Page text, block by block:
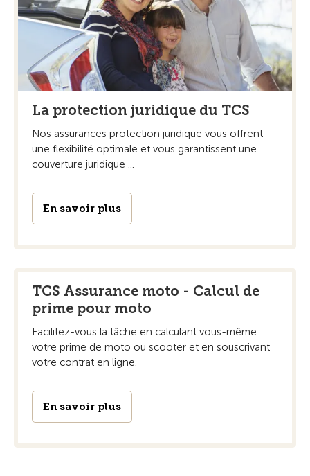
La protection juridique du TCS
Nos assurances protection juridique vous offrent
une flexibilité optimale et vous garantissent une
couverture juridique ...
En savoir plus
TCS Assurance moto - Calcul de
prime pour moto
Facilitez-vous la tâche en calculant vous-même
votre prime de moto ou scooter et en souscrivant
votre contrat en ligne.
En savoir plus